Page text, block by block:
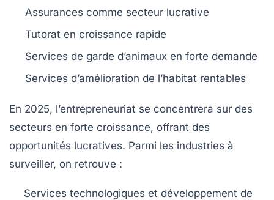
Assurances comme secteur lucrative
Tutorat en croissance rapide
Services de garde d’animaux en forte demande
Services d’amélioration de l’habitat rentables
En 2025, l’entrepreneuriat se concentrera sur des
secteurs en forte croissance, offrant des
opportunités lucratives. Parmi les industries à
surveiller, on retrouve :
Services technologiques et développement de